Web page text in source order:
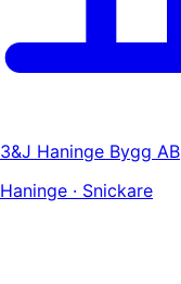
3&J Haninge Bygg AB
Haninge · Snickare